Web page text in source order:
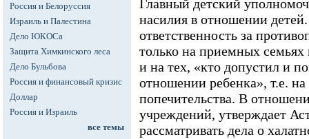
Россия и Белоруссия
Израиль и Палестина
Дело ЮКОСа
Защита Химкинского леса
Дело Бульбова
Россия и финансовый кризис
Доллар
Россия и Израиль
все темы
Главный детский
насилия в отношении
ответственность за
только на приемных
и на тех, «кто допустил и
отношении ребенка», т.е.
попечительства. В
учреждений, утверждает
рассматривать дела о